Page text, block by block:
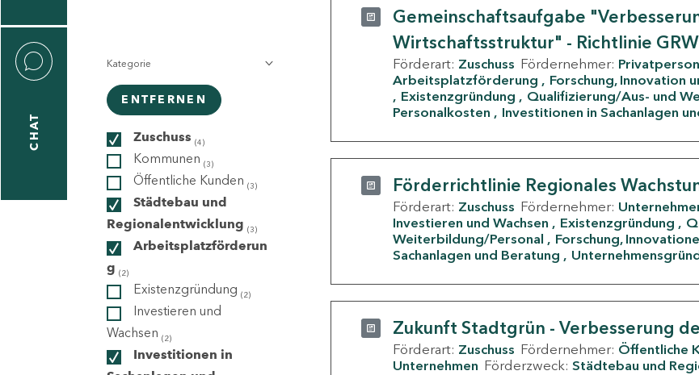
CHAT
Kategorie
ENTFERNEN
Zuschuss (4)
Kommunen (3)
Öffentliche Kunden (3)
Städtebau und
Regionalentwicklung (3)
Arbeitsplatzförderun
g (2)
Existenzgründung (2)
Investieren und
Wachsen (2)
Investitionen in
Gemeinschaftsaufgabe
Wirtschaftsstruktur" - Richtlinie
Förderart: Zuschuss Fördernehmer:
Arbeitsplatzförderung
Forschung, Innovation
Existenzgründung
Qualifizierung/Aus- und
Personalkosten
Investitionen in Sachanlagen
Förderrichtlinie Regionales
Förderart: Zuschuss Fördernehmer:
Investieren und Wachsen
Existenzgründung
Weiterbildung/Personal
Forschung,
Sachanlagen und Beratung
Zukunft Stadtgrün - Verbesserung
Förderart: Zuschuss Fördernehmer: Öffentliche
Unternehmen Förderzweck: Städtebau und